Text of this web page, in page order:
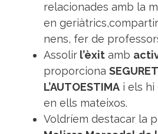
relacionades amb la
en
nens, fer de
Assolir l’èxit amb
proporciona
L’AUTOESTIMA i els hi
en ells mateixos.
Voldríem destacar la